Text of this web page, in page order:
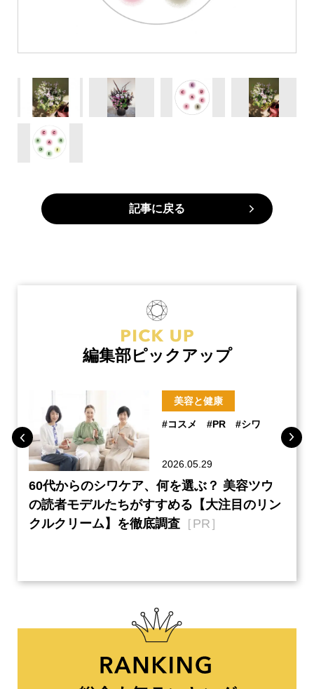
記事に戻る
編集部ピックアップ
美容と健康
#コスメ #PR #シワ
2026.05.29
60代からのシワケア、何を選ぶ？ 美容ツウ
の読者モデルたちがすすめる【大注目のリン
クルクリーム】を徹底調査 ［PR］